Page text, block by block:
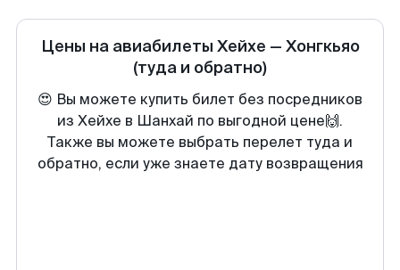
Цены на авиабилеты Хейхе — Хонгкьяо
(туда и обратно)
😍 Вы можете купить билет без посредников
из Хейхе в Шанхай по выгодной цене🙌.
Также вы можете выбрать перелет туда и
обратно, если уже знаете дату возвращения